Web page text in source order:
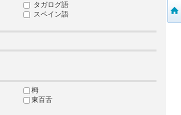
タガログ語
スペイン語
栂
東百舌